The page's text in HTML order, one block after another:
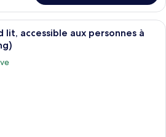
Une petite cuisine équipée d’un four
lit, accessible aux personnes à